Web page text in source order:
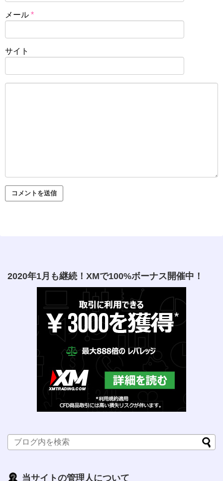
メール *
サイト
2020年1月も継続！XMで100%ボーナス開催中！
当サイトの管理人について